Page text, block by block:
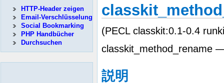
(PECL classkit:0.1-0.4
classkit_method_rename
説明
HTTP-Header zeigen
Email-Verschlüsselung
Social Bookmarking
PHP Handbücher
Durchsuchen